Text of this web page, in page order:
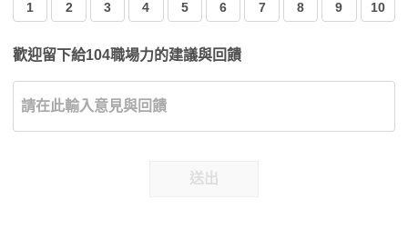
1 2 3 4 5 6 7 8 9 10
歡迎留下給104職場力的建議與回饋
送出